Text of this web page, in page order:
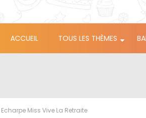
ACCUEIL TOUS LES THÈMES
Miss Vive La Retraite